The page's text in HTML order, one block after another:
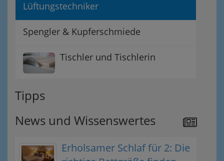
Lüftungstechniker
Spengler & Kupferschmiede
Tischler und Tischlerin
Tipps
News und Wissenswertes
Erholsamer Schlaf für 2: Die